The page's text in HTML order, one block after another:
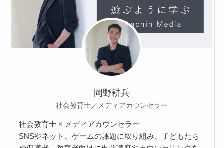
岡野耕兵
社会教育士／メディアカウンセラー
社会教育士 × メディアカウンセラー
SNSやネット、ゲームの課題に取り組み、子どもたち